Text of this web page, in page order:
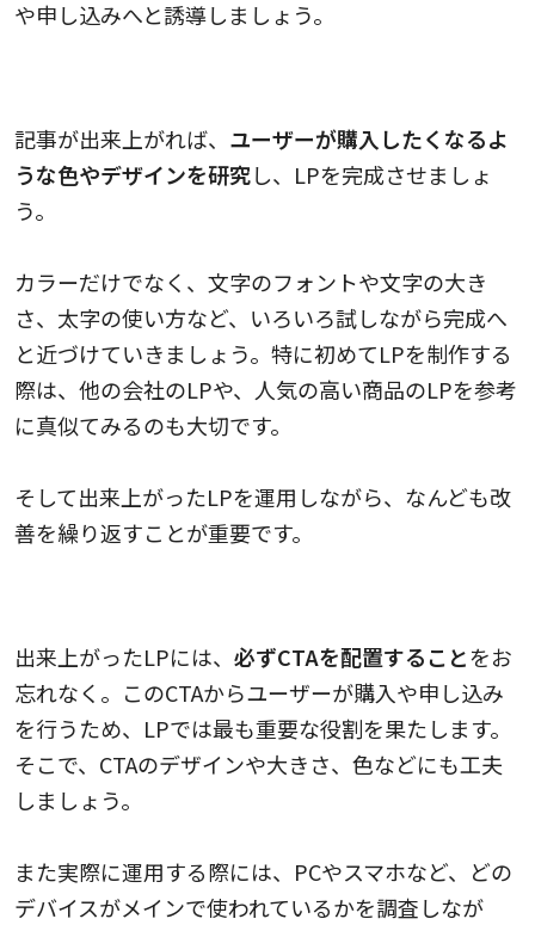
や申し込みへと誘導しましょう。
記事が出来上がれば、 ユーザーが購入したくなるよ
うな色やデザインを研究し、LPを完成させましょ
う。
カラーだけでなく、文字のフォントや文字の大き
さ、太字の使い方など、いろいろ試しながら完成へ
と近づけていきましょう。特に初めてLPを制作する
際は、他の会社のLPや、人気の高い商品のLPを参考
に真似てみるのも大切です。
そして出来上がったLPを運用しながら、なんども改
善を繰り返すことが重要です。
出来上がったLPには、 必ずCTAを配置することをお
忘れなく。このCTAからユーザーが購入や申し込み
を行うため、LPでは最も重要な役割を果たします。
そこで、CTAのデザインや大きさ、色などにも工夫
しましょう。
また実際に運用する際には、PCやスマホなど、どの
デバイスがメインで使われているかを調査しなが